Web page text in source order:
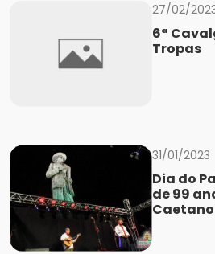
27/02/
6ª
Tropas
31/01/2023
Dia do
de 99